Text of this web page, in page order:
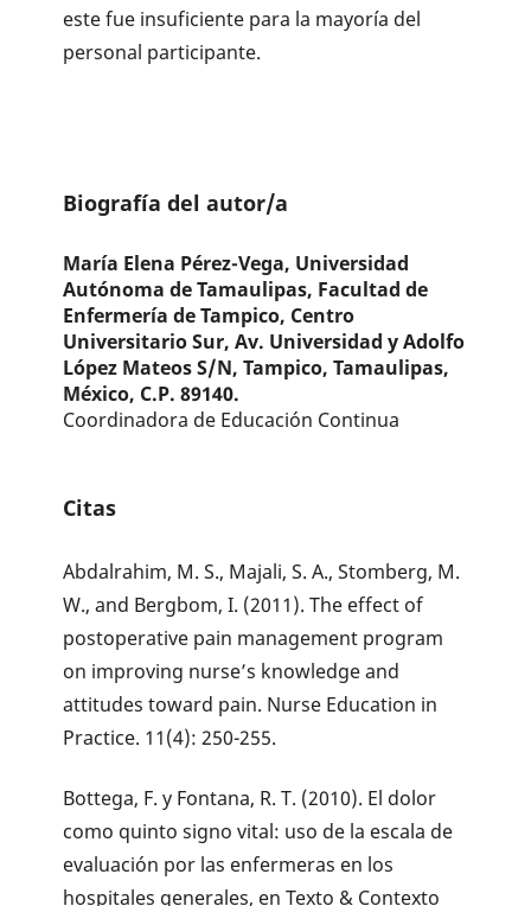
este fue insuficiente para la mayoría del
personal participante.
Biografía del autor/a
María Elena Pérez-Vega, Universidad
Autónoma de Tamaulipas, Facultad de
Enfermería de Tampico, Centro
Universitario Sur, Av. Universidad y Adolfo
López Mateos S/N, Tampico, Tamaulipas,
México, C.P. 89140.
Coordinadora de Educación Continua
Citas
Abdalrahim, M. S., Majali, S. A., Stomberg, M.
W., and Bergbom, I. (2011). The effect of
postoperative pain management program
on improving nurse’s knowledge and
attitudes toward pain. Nurse Education in
Practice. 11(4): 250-255.
Bottega, F. y Fontana, R. T. (2010). El dolor
como quinto signo vital: uso de la escala de
evaluación por las enfermeras en los
hospitales generales, en Texto & Contexto